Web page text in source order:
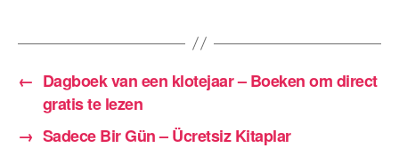
← Dagboek van een klotejaar – Boeken om direct
gratis te lezen
→ Sadece Bir Gün – Ücretsiz Kitaplar